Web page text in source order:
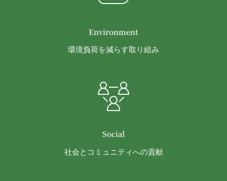
Environment
環境負荷を減らす取り組み
Social
社会とコミュニティへの貢献
その他、当社が不適切と判断する行為
会員の登録の抹消、当社が提供する一切のサービス
の利用禁止、停止、本サービス上に公開した提供物
（本規約第10条3項で定義します。）の削除その他
当社が前項に定める措置を講じた場合において、当
社は、会員に対し、当該措置を講じた理由を開示す